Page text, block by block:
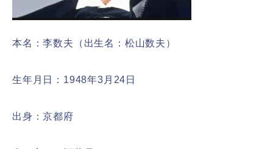
本名：李数夫（出生名：松山数夫）
生年月日：1948年3月24日
出身：京都府